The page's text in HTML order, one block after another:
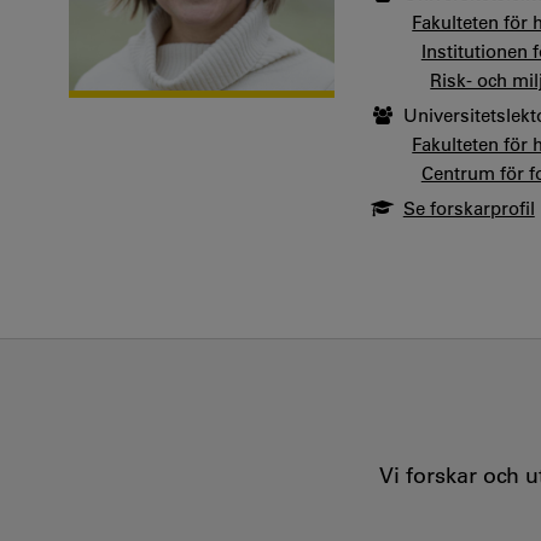
Fakulteten för
Institutionen
Risk- och
Fakulteten för
Centrum för
Se forskarprofil
Vi forskar och